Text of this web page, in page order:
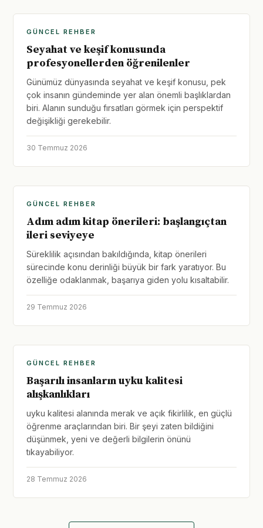
GÜNCEL REHBER
Seyahat ve keşif konusunda
profesyonellerden öğrenilenler
Günümüz dünyasında seyahat ve keşif konusu, pek
çok insanın gündeminde yer alan önemli başlıklardan
biri. Alanın sunduğu fırsatları görmek için perspektif
değişikliği gerekebilir.
30 Temmuz 2026
GÜNCEL REHBER
Adım adım kitap önerileri: başlangıçtan
ileri seviyeye
Süreklilik açısından bakıldığında, kitap önerileri
sürecinde konu derinliği büyük bir fark yaratıyor. Bu
özelliğe odaklanmak, başarıya giden yolu kısaltabilir.
29 Temmuz 2026
GÜNCEL REHBER
Başarılı insanların uyku kalitesi
alışkanlıkları
uyku kalitesi alanında merak ve açık fikirlilik, en güçlü
öğrenme araçlarından biri. Bir şeyi zaten bildiğini
düşünmek, yeni ve değerli bilgilerin önünü
tıkayabiliyor.
28 Temmuz 2026